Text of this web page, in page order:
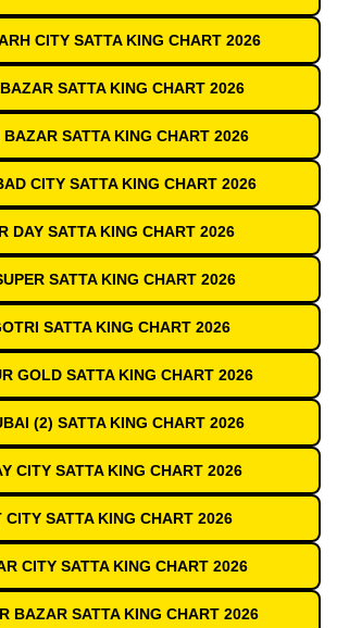
CITY SATTA KING CHART 2026
SATTA KING CHART 2026
BAZAR SATTA KING CHART 2026
CITY SATTA KING CHART 2026
DAY SATTA KING CHART 2026
SATTA KING CHART 2026
SATTA KING CHART 2026
GOLD SATTA KING CHART 2026
(2) SATTA KING CHART 2026
CITY SATTA KING CHART 2026
CITY SATTA KING CHART 2026
CITY SATTA KING CHART 2026
BAZAR SATTA KING CHART 2026